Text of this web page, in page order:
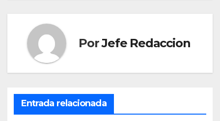
PorJefe Redaccion
Entrada relacionada